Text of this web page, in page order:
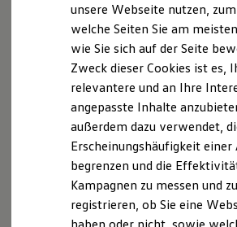
Nachhaltigkeit
Technologie
Kosten und Kauf
Kaufoptionen
E-Auto-Förderung
Software und Konnektivität
Die ID. Software 6
ID. Software Versionen
Digitale Extras
Schnittstellen zu Ihrem
Hybridautos
Marke und Erlebnis
Volkswagen R und R
R-Modelle
Datenschutzinformation:
https://www.volkswagen-
liliensiek.de/content/dam/vw_pkw/
ges/77941/impressum/
ensiek_GmbH_77941.pdf
Nachfolgend sind die
unsere Webseite nutzen,
welche Seiten Sie am
wie Sie sich auf der Seite
Zweck dieser Cookies ist es,
relevantere und an Ihre
angepasste Inhalte
außerdem dazu verwendet,
Erscheinungshäufigkeit einer
begrenzen und die
Kampagnen zu messen und
registrieren, ob Sie eine
haben oder nicht, sowie